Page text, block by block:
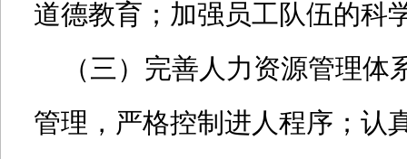
道德教育；加强员工队伍的科
（三）完善人力资源管理体
管理，严格控制进人程序；认